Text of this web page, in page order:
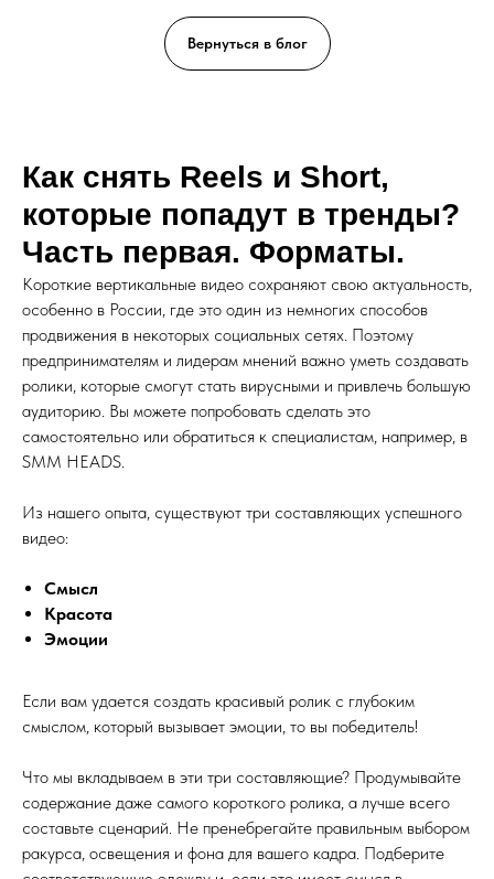
Вернуться в блог
Как снять Reels и Short,
которые попадут в тренды?
Часть первая. Форматы.
Короткие вертикальные видео сохраняют свою актуальность,
особенно в России, где это один из немногих способов
продвижения в некоторых социальных сетях. Поэтому
предпринимателям и лидерам мнений важно уметь создавать
ролики, которые смогут стать вирусными и привлечь большую
аудиторию. Вы можете попробовать сделать это
самостоятельно или обратиться к специалистам, например, в
SMM HEADS.
Из нашего опыта, существуют три составляющих успешного
видео:
Смысл
Красота
Эмоции
Если вам удается создать красивый ролик с глубоким
смыслом, который вызывает эмоции, то вы победитель!
Что мы вкладываем в эти три составляющие? Продумывайте
содержание даже самого короткого ролика, а лучше всего
составьте сценарий. Не пренебрегайте правильным выбором
ракурса, освещения и фона для вашего кадра. Подберите